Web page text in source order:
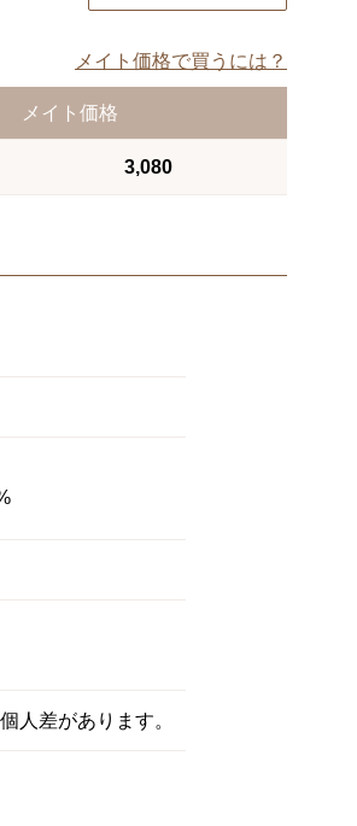
メイト価格で買うには？
メイト価格
3,080
人差があります。